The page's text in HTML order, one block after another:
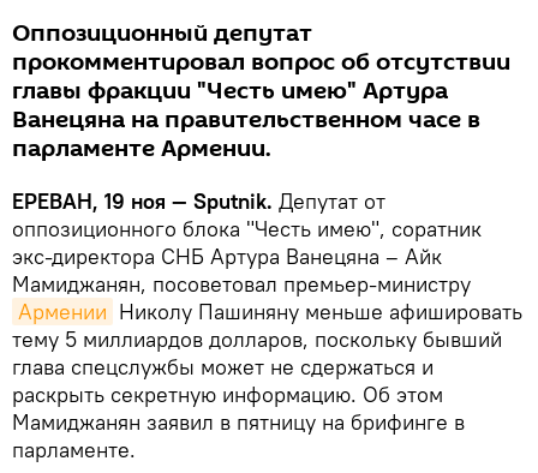
Оппозиционный депутат
прокомментировал вопрос об отсутствии
главы фракции "Честь имею" Артура
Ванецяна на правительственном часе в
парламенте Армении.
ЕРЕВАН, 19 ноя — Sputnik. Депутат от
оппозиционного блока "Честь имею", соратник
экс-директора СНБ Артура Ванецяна – Айк
Мамиджанян, посоветовал премьер-министру
Армении Николу Пашиняну меньше афишировать
тему 5 миллиардов долларов, поскольку бывший
глава спецслужбы может не сдержаться и
раскрыть секретную информацию. Об этом
Мамиджанян заявил в пятницу на брифинге в
парламенте.